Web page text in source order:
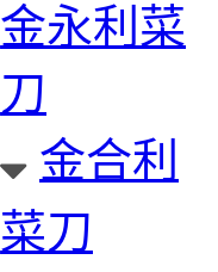
金永利菜
刀
金合利
菜刀